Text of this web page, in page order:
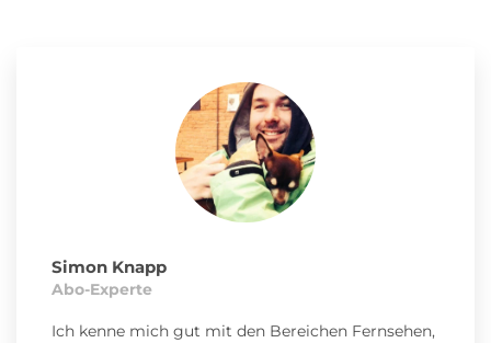
Simon Knapp
Abo-Experte
Ich kenne mich gut mit den Bereichen Fernsehen,